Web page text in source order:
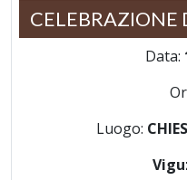
CELEBRAZIONE
Data:
Luogo: